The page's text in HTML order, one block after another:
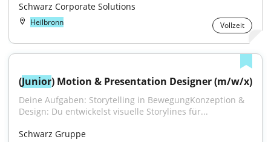
Schwarz Corporate Solutions
Heilbronn Vollzeit
(Junior) Motion & Presentation Designer (m/w/x)
Deine Aufgaben: Storytelling in BewegungKonzeption &
Design: Du entwickelst visuelle Storylines für...
Schwarz Gruppe